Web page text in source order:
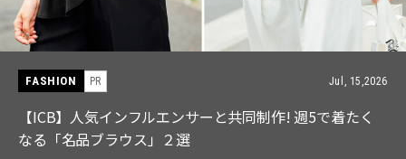
FASHION PR Jul, 15,2026
【ICB】人気インフルエンサーと共同制作! 週5で着たく
なる「名品ブラウス」２選